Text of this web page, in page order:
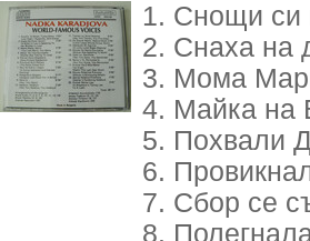
1. Снощи си
2. Снаха на
3. Мома
4. Майка на
5. Похвали
6.
7. Сбор се
8.